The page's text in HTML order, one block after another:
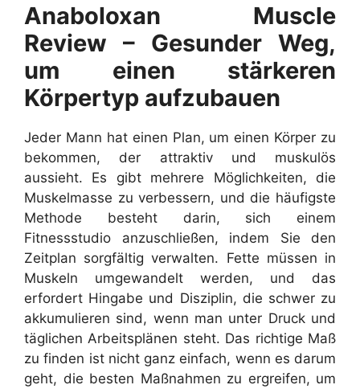
Anaboloxan Muscle
Review – Gesunder Weg,
um einen stärkeren
Körpertyp aufzubauen
Jeder Mann hat einen Plan, um einen Körper zu
bekommen, der attraktiv und muskulös
aussieht. Es gibt mehrere Möglichkeiten, die
Muskelmasse zu verbessern, und die häufigste
Methode besteht darin, sich einem
Fitnessstudio anzuschließen, indem Sie den
Zeitplan sorgfältig verwalten. Fette müssen in
Muskeln umgewandelt werden, und das
erfordert Hingabe und Disziplin, die schwer zu
akkumulieren sind, wenn man unter Druck und
täglichen Arbeitsplänen steht. Das richtige Maß
zu finden ist nicht ganz einfach, wenn es darum
geht, die besten Maßnahmen zu ergreifen, um